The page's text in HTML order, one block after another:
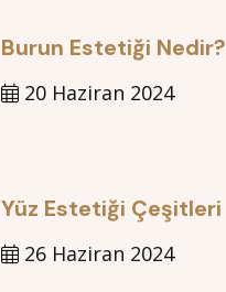
Burun Estetiği Nedir?
20 Haziran 2024
Yüz Estetiği Çeşitleri
26 Haziran 2024